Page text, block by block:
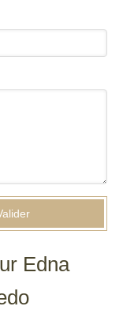
Edna